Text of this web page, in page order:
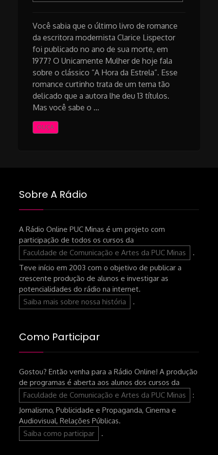
Você sabia que o último livro de romance
da escritora modernista Clarice Lispector
foi publicado no ano de sua morte, em
1977? O Unicamente Mulher de hoje fala
sobre o clássico “A Hora da Estrela”. Esse
romance curtinho trata de um tema tão
delicado que a autora lhe deu 13 títulos.
Mas você sabe o …
OUÇA
Sobre A Rádio
A Rádio Online PUC Minas é um projeto com
participação de todos os cursos da
Faculdade de Comunicação e Artes da PUC Minas
.
Teve início em 2003 com o objetivo de publicar a
crescente produção de alunos e investigar as
potencialidades do rádio na internet.
Saiba mais sobre nossa história
.
Como Participar
Gostou? Então venha para a Rádio Online! A produção
de programas é aberta aos alunos dos cursos da
Faculdade de Comunicação e Artes da PUC Minas
:
Jornalismo, Publicidade e Propaganda, Cinema e
Audiovisual, Relações Públicas.
Saiba como participar
.